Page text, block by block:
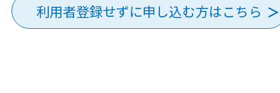
利用者登録せずに申し込む方はこちら